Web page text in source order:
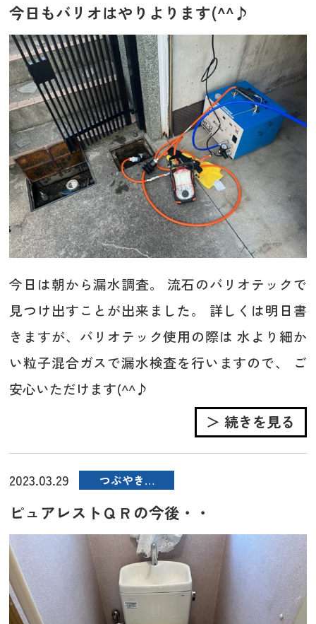
今日もバリオはやりよります(^^♪
今日は朝から漏水調査。 流石のバリオテックで
見つけ出すことが出来ました。 詳しくは明日書
きますが、バリオテック使用の際は 水より細か
い粒子混合ガスで漏水検査を行いますので、 ご
安心いただけます(^^♪
＞ 続きを見る
2023.03.29 つぶやき…
ピュアレストＱＲの今後・・